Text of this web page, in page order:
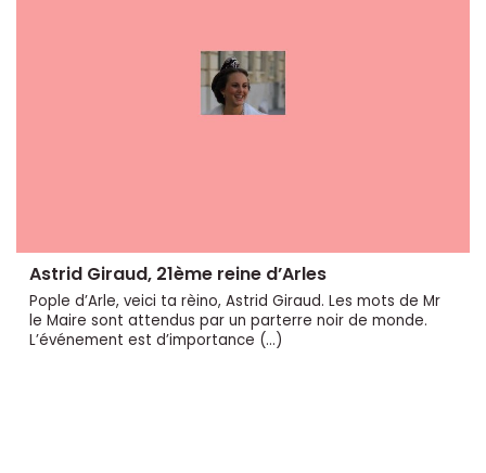
Astrid Giraud, 21ème reine d’Arles
Pople d’Arle, veici ta rèino, Astrid Giraud. Les mots de Mr
le Maire sont attendus par un parterre noir de monde.
L’événement est d’importance (…)